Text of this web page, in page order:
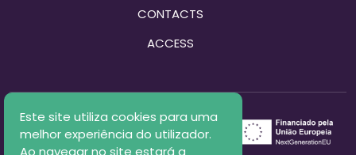
CONTACTS
ACCESS
Este site utiliza cookies para uma
melhor experiência do utilizador.
Ao navegar no site estará a